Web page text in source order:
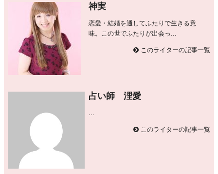
神実
恋愛・結婚を通してふたりで生きる意
味。この世でふたりが出会っ...
このライターの記事一覧
占い師 浬愛
このライターの記事一覧